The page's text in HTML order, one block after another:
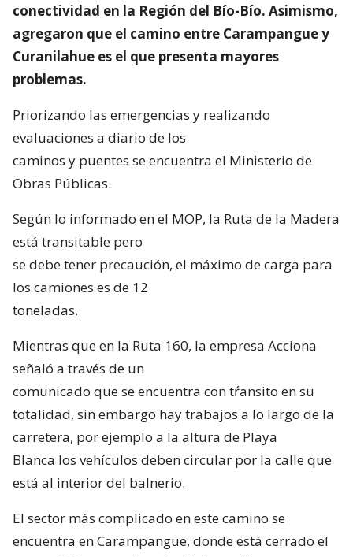
conectividad en la Región del Bío-Bío. Asimismo,
agregaron que el camino entre Carampangue y
Curanilahue es el que presenta mayores
problemas.
Priorizando las emergencias y realizando
evaluaciones a diario de los
caminos y puentes se encuentra el Ministerio de
Obras Públicas.
Según lo informado en el MOP, la Ruta de la Madera
está transitable pero
se debe tener precaución, el máximo de carga para
los camiones es de 12
toneladas.
Mientras que en la Ruta 160, la empresa Acciona
señaló a través de un
comunicado que se encuentra con tŕansito en su
totalidad, sin embargo hay trabajos a lo largo de la
carretera, por ejemplo a la altura de Playa
Blanca los vehículos deben circular por la calle que
está al interior del balnerio.
El sector más complicado en este camino se
encuentra en Carampangue, donde está cerrado el